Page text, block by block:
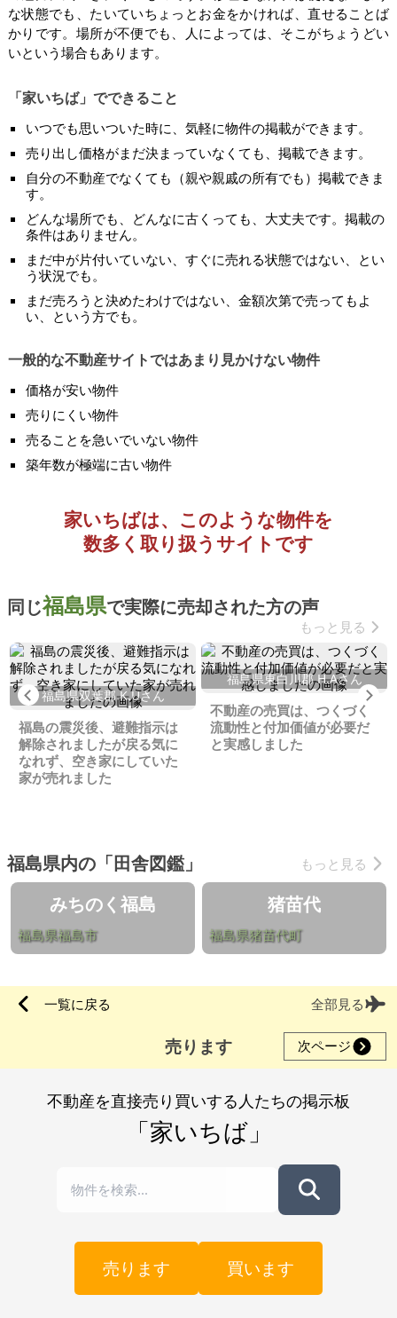
な状態でも、たいていちょっとお金をかければ、直せることば
かりです。場所が不便でも、人によっては、そこがちょうどい
いという場合もあります。
「家いちば」でできること
いつでも思いついた時に、気軽に物件の掲載ができます。
売り出し価格がまだ決まっていなくても、掲載できます。
自分の不動産でなくても（親や親戚の所有でも）掲載できま
す。
どんな場所でも、どんなに古くっても、大丈夫です。掲載の
条件はありません。
まだ中が片付いていない、すぐに売れる状態ではない、とい
う状況でも。
まだ売ろうと決めたわけではない、金額次第で売ってもよ
い、という方でも。
一般的な不動産サイトではあまり見かけない物件
価格が安い物件
売りにくい物件
売ることを急いでいない物件
築年数が極端に古い物件
家いちばは、このような物件を
数多く取り扱うサイトです
同じ福島県で実際に売却された方の声
もっと見る
Previous
福島県双葉郡 K.Uさん
福島の震災後、避難指示は
解除されましたが戻る気に
なれず、空き家にしていた
家が売れました
福島県東白川郡 H.Aさん
不動産の売買は、つくづく
流動性と付加価値が必要だ
と実感しました
福島県内の「田舎図鑑」 もっと見る
みちのく福島
福島県福島市
猪苗代
福島県猪苗代町
一覧に戻る 全部見る
売ります 次ページ
不動産を直接売り買いする人たちの掲示板
「家いちば」
売ります 買います